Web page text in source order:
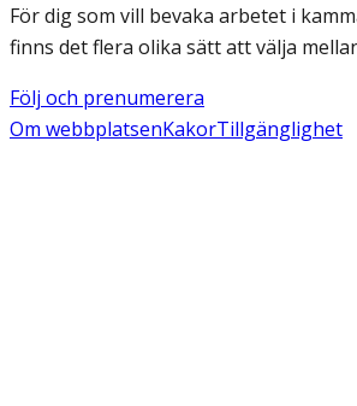
För dig som vill bevaka arbetet i
finns det flera olika sätt att välja
Följ och prenumerera
Om webbplatsenKakorTillgänglighet